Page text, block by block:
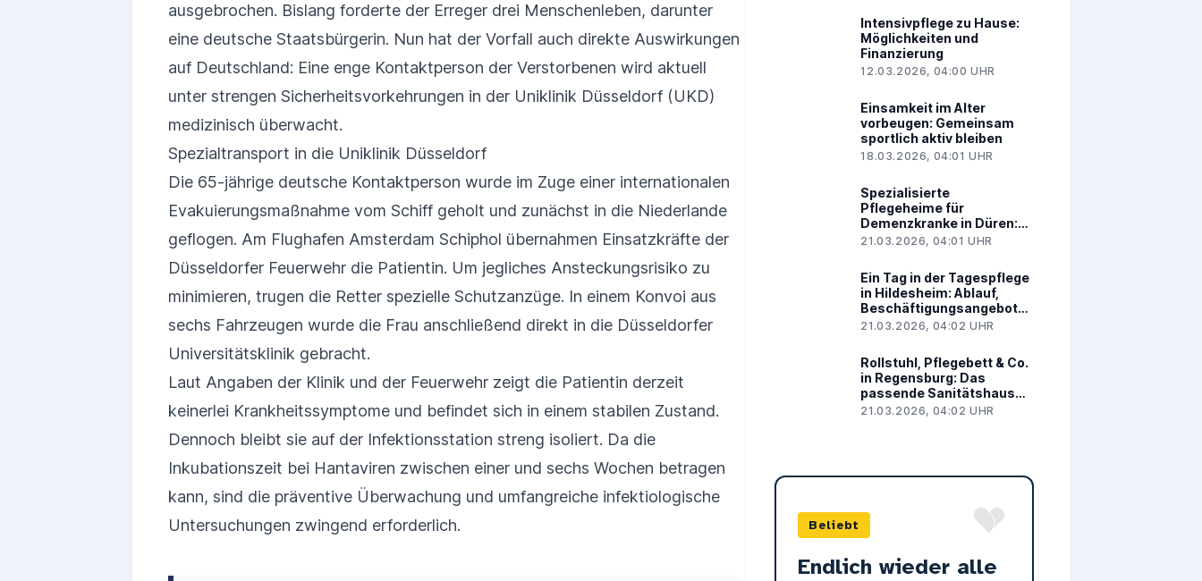
ausgebrochen. Bislang forderte der Erreger drei Menschenleben, darunter
eine deutsche Staatsbürgerin. Nun hat der Vorfall auch direkte Auswirkungen
auf Deutschland: Eine enge Kontaktperson der Verstorbenen wird aktuell
unter strengen Sicherheitsvorkehrungen in der Uniklinik Düsseldorf (UKD)
medizinisch überwacht.
Spezialtransport in die Uniklinik Düsseldorf
Die 65-jährige deutsche Kontaktperson wurde im Zuge einer internationalen
Evakuierungsmaßnahme vom Schiff geholt und zunächst in die Niederlande
geflogen. Am Flughafen Amsterdam Schiphol übernahmen Einsatzkräfte der
Düsseldorfer Feuerwehr die Patientin. Um jegliches Ansteckungsrisiko zu
minimieren, trugen die Retter spezielle Schutzanzüge. In einem Konvoi aus
sechs Fahrzeugen wurde die Frau anschließend direkt in die Düsseldorfer
Universitätsklinik gebracht.
Laut Angaben der Klinik und der Feuerwehr zeigt die Patientin derzeit
keinerlei Krankheitssymptome und befindet sich in einem stabilen Zustand.
Dennoch bleibt sie auf der Infektionsstation streng isoliert. Da die
Inkubationszeit bei Hantaviren zwischen einer und sechs Wochen betragen
kann, sind die präventive Überwachung und umfangreiche infektiologische
Untersuchungen zwingend erforderlich.
Intensivpflege zu Hause:
Möglichkeiten und
Finanzierung
12.03.2026, 04:00 UHR
Einsamkeit im Alter
vorbeugen: Gemeinsam
sportlich aktiv bleiben
18.03.2026, 04:01 UHR
Spezialisierte
Pflegeheime für
Demenzkranke in Düren:
Darauf kommt es an
21.03.2026, 04:01 UHR
Ein Tag in der Tagespflege
in Hildesheim: Ablauf,
Beschäftigungsangebote
und Vorteile
21.03.2026, 04:02 UHR
Rollstuhl, Pflegebett & Co.
in Regensburg: Das
passende Sanitätshaus
finden
21.03.2026, 04:02 UHR
Beliebt
Endlich wieder alle